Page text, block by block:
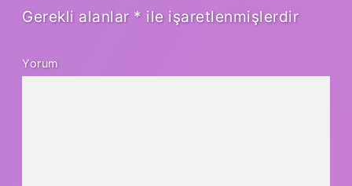
Gerekli alanlar * ile işaretlenmişlerdir
Yorum